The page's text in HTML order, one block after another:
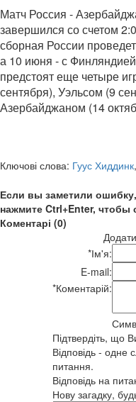
Матч Россия -
завершился со счетом
сборная России
а 10 июня - с
предстоят еще четыре
сентября), Уэльсом (9
Азербайджаном (14
Ключові слова: Гуус Хиддинк,
Если вы заметили
нажмите Ctrl+Enter,
Коментарі (0)
*Ім'я:
E-mail:
*Коментарій:
Підтвердіть, що
Відповідь - одне
питання.
Відповідь на
Нову загадку,